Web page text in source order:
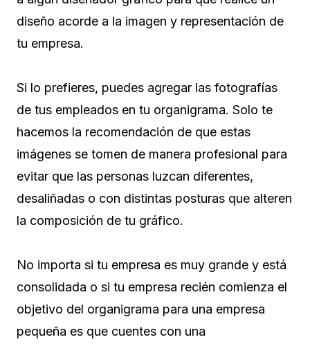
diseño acorde a la imagen y representación de
tu empresa.
Si lo prefieres, puedes agregar las fotografías
de tus empleados en tu organigrama. Solo te
hacemos la recomendación de que estas
imágenes se tomen de manera profesional para
evitar que las personas luzcan diferentes,
desaliñadas o con distintas posturas que alteren
la composición de tu gráfico.
No importa si tu empresa es muy grande y está
consolidada o si tu empresa recién comienza el
objetivo del organigrama para una empresa
pequeña es que cuentes con una